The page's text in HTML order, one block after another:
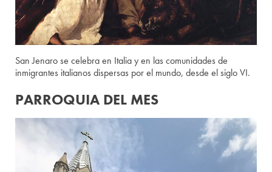
San Jenaro se celebra en Italia y en las comunidades de
inmigrantes italianos dispersas por el mundo, desde el siglo VI.
PARROQUIA DEL MES